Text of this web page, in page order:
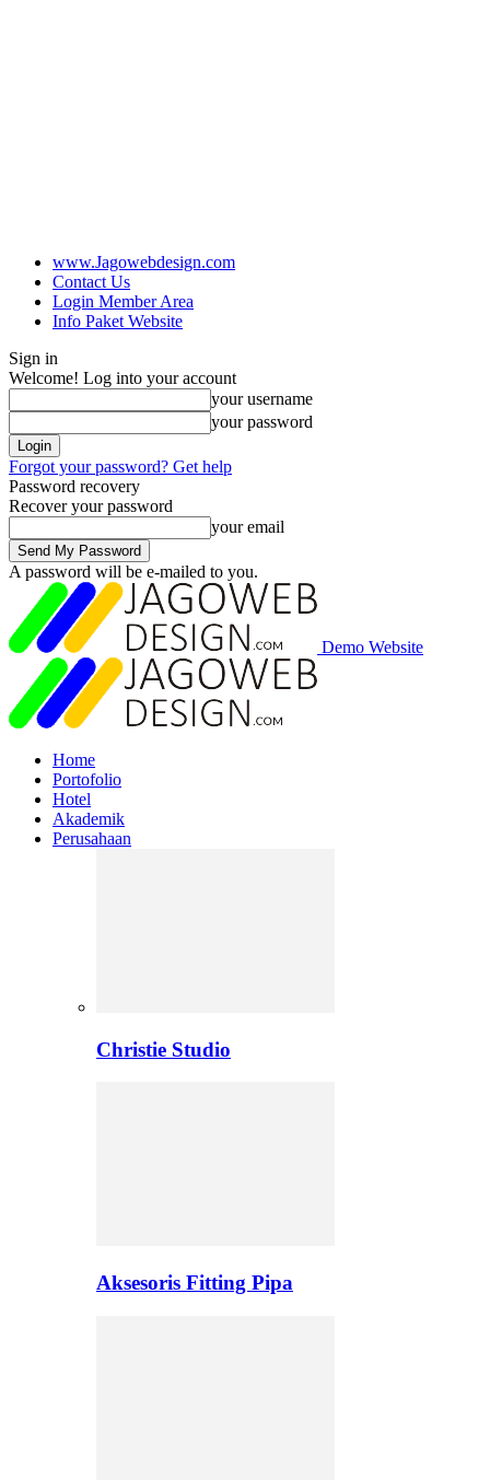
www.Jagowebdesign.com
Contact Us
Login Member Area
Info Paket Website
Sign in
Welcome! Log into your account
your username
your password
Forgot your password? Get help
Password recovery
Recover your password
your email
A password will be e-mailed to you.
Demo Website
Home
Portofolio
Hotel
Akademik
Perusahaan
Christie Studio
Aksesoris Fitting Pipa